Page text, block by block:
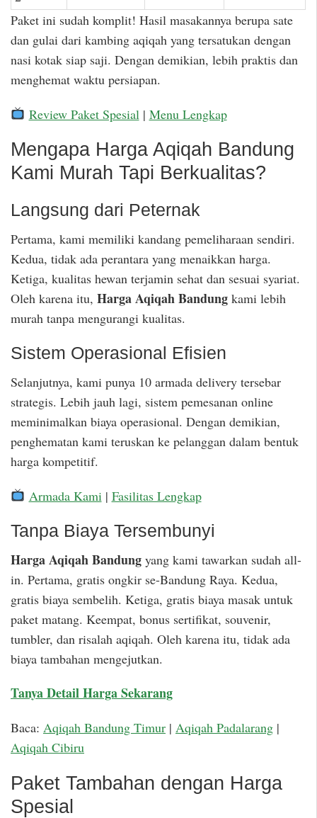
Paket ini sudah komplit! Hasil masakannya berupa sate
dan gulai dari kambing aqiqah yang tersatukan dengan
nasi kotak siap saji. Dengan demikian, lebih praktis dan
menghemat waktu persiapan.
Review Paket Spesial | Menu Lengkap
Mengapa Harga Aqiqah Bandung
Kami Murah Tapi Berkualitas?
Langsung dari Peternak
Pertama, kami memiliki kandang pemeliharaan sendiri.
Kedua, tidak ada perantara yang menaikkan harga.
Ketiga, kualitas hewan terjamin sehat dan sesuai syariat.
Oleh karena itu, Harga Aqiqah Bandung kami lebih
murah tanpa mengurangi kualitas.
Sistem Operasional Efisien
Selanjutnya, kami punya 10 armada delivery tersebar
strategis. Lebih jauh lagi, sistem pemesanan online
meminimalkan biaya operasional. Dengan demikian,
penghematan kami teruskan ke pelanggan dalam bentuk
harga kompetitif.
Armada Kami | Fasilitas Lengkap
Tanpa Biaya Tersembunyi
Harga Aqiqah Bandung yang kami tawarkan sudah all-
in. Pertama, gratis ongkir se-Bandung Raya. Kedua,
gratis biaya sembelih. Ketiga, gratis biaya masak untuk
paket matang. Keempat, bonus sertifikat, souvenir,
tumbler, dan risalah aqiqah. Oleh karena itu, tidak ada
biaya tambahan mengejutkan.
Tanya Detail Harga Sekarang
Baca: Aqiqah Bandung Timur | Aqiqah Padalarang |
Aqiqah Cibiru
Paket Tambahan dengan Harga
Spesial